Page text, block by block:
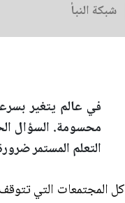
شبكة النبأ
في عالم يتغير
محسومة. السؤال
التعلم المستمر
المجتمعات التي